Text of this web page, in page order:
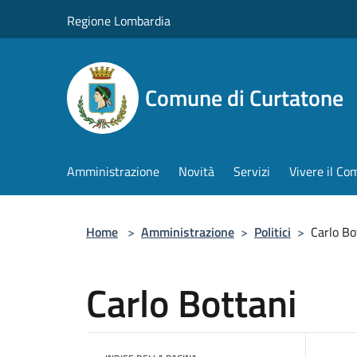
Regione Lombardia
Comune di Curtatone
Amministrazione Novità Servizi Vivere il
Home > Amministrazione > Politici > Carlo
Carlo Bottani